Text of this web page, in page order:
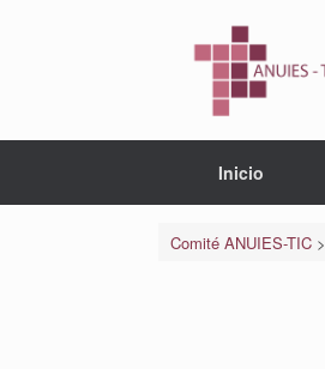
Inicio
Comité ANUIES-TIC>